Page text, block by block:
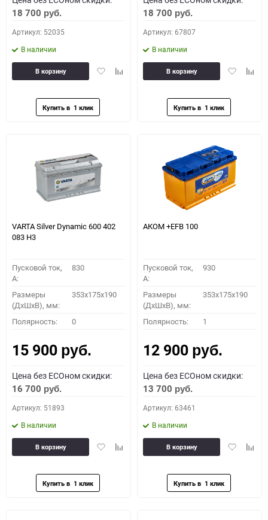
18 700 руб.
Артикул: 52035
В наличии
ДобавитьДобавить
В корзину
18 700 руб.
Артикул: 67807
В наличии
Добавить
В корзину
VARTA Silver Dynamic 600 402
083 H3
Пусковой ток,
A:
830
Размеры
(ДхШхВ), мм:
353x175x190
Полярность: 0
15 900 руб.
Цена без ECOном скидки:
16 700 руб.
Артикул: 51893
В наличии
ДобавитьДобавить
В корзину
АКОМ +EFB 100
Пусковой ток,
A:
930
Размеры
(ДхШхВ), мм:
353x175x190
Полярность: 1
12 900 руб.
Цена без ECOном скидки:
13 700 руб.
Артикул: 63461
В наличии
Добавить
В корзину